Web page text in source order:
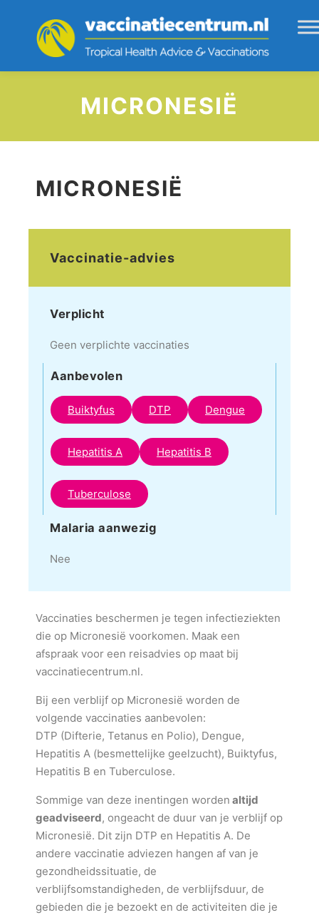
MICRONESIË
MICRONESIË
Vaccinatie-advies
Verplicht
Geen verplichte vaccinaties
Aanbevolen
Buiktyfus DTP Dengue
Hepatitis A Hepatitis B
Tuberculose
Malaria aanwezig
Nee
Vaccinaties beschermen je tegen infectieziekten
die op Micronesië voorkomen. Maak een
afspraak voor een reisadvies op maat bij
vaccinatiecentrum.nl.
Bij een verblijf op Micronesië worden de
volgende vaccinaties aanbevolen:
DTP (Difterie, Tetanus en Polio), Dengue,
Hepatitis A (besmettelijke geelzucht), Buiktyfus,
Hepatitis B en Tuberculose.
Sommige van deze inentingen worden altijd
geadviseerd, ongeacht de duur van je verblijf op
Micronesië. Dit zijn DTP en Hepatitis A. De
andere vaccinatie adviezen hangen af van je
gezondheidssituatie, de
verblijfsomstandigheden, de verblijfsduur, de
gebieden die je bezoekt en de activiteiten die je